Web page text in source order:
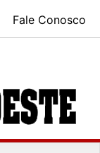
Fale Conosco